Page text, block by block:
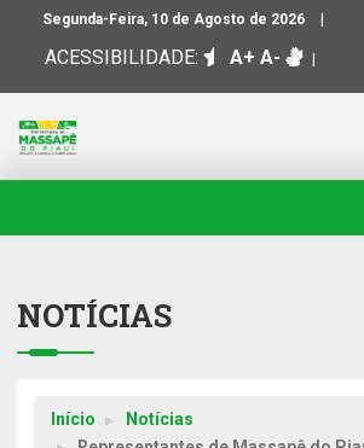
Segunda-Feira, 10 de Agosto de 2026 |
ACESSIBILIDADE: A+ A- |
NOTÍCIAS
Início
Notícias